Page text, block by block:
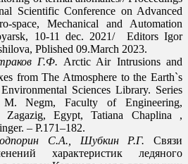
Scientific Conference on Advanced
space, Mechanical and Automation
10-11 dec. 2021/ Editors Igor
Pblished 09.March 2023.
Г.Ф. Arctic Air Intrusions and
from The Atmosphere to the Earth`s
Sciences Library. Series
M. Negm, Faculty of Engineering,
Zagazig, Egypt, Tatiana Chaplina ,
– P.171–182.
С.А., Шубкин Р.Г. Связи
характеристик ледяного